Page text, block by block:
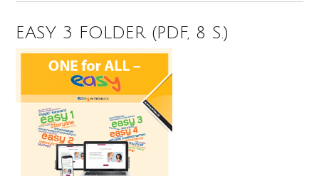
EASY 3 FOLDER (PDF, 8 S.)